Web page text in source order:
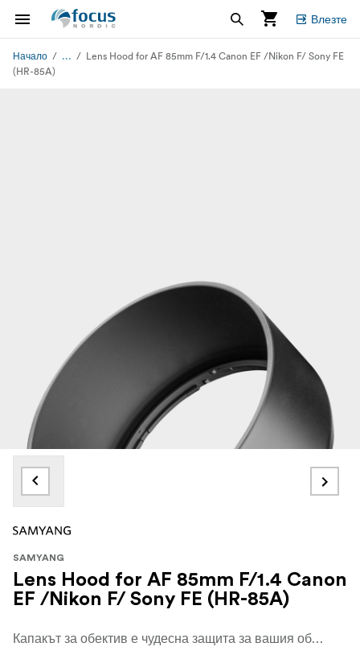
Влезте
Начало ...
Lens Hood for AF 85mm F/1.4 Canon EF /Nikon F/ Sony FE
(HR-85A)
SAMYANG
Lens Hood for AF 85mm F/1.4 Canon
EF /Nikon F/ Sony FE (HR-85A)
Капакът за обектив е чудесна защита за вашия обектив и блокира навлизането на разсеяна светлина в него.